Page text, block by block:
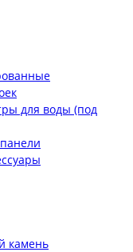
для воды (под
камень